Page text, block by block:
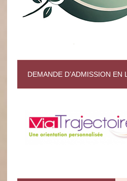
DEMANDE D’ADMISSION EN